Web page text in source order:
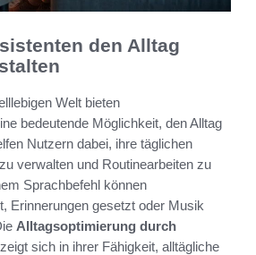
den Alltag
Welt bieten
bedeutende Möglichkeit, den Alltag
Nutzern dabei, ihre täglichen
verwalten und Routinearbeiten zu
Sprachbefehl können
Erinnerungen gesetzt oder Musik
Alltagsoptimierung durch
zeigt sich in ihrer Fähigkeit, alltägliche